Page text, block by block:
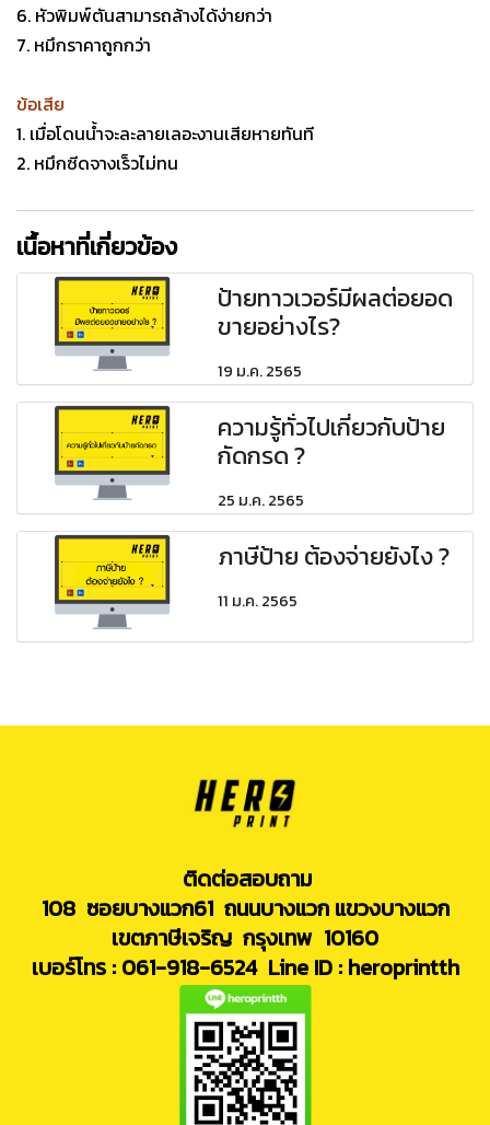
6. หัวพิมพ์ตันสามารถล้างได้ง่ายกว่า
7. หมึกราคาถูกกว่า
ข้อเสีย
1. เมื่อโดนน้ำจะละลายเลอะงานเสียหายทันที
2. หมึกซีดจางเร็วไม่ทน
เนื้อหาที่เกี่ยวข้อง
ป้ายทาวเวอร์มีผลต่อยอด
ขายอย่างไร?
19 ม.ค. 2565
ความรู้ทั่วไปเกี่ยวกับป้าย
กัดกรด ?
25 ม.ค. 2565
ภาษีป้าย ต้องจ่ายยังไง ?
11 ม.ค. 2565
ติดต่อสอบถาม
108 ซอยบางแวก61 ถนนบางแวก แขวงบางแวก
เขตภาษีเจริญ กรุงเทพ 10160
เบอร์โทร : 061-918-6524 Line ID : heroprintth